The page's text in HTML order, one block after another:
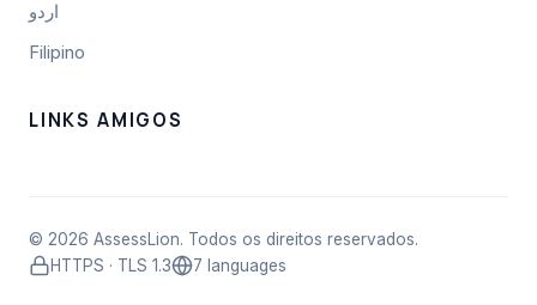
اردو
Filipino
LINKS AMIGOS
© 2026 AssessLion. Todos os direitos reservados.
HTTPS · TLS 1.3
7 languages